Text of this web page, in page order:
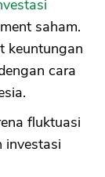
saham.
keuntungan
cara
fluktuasi
investasi